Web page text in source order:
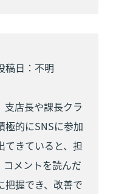
稿日：不明
支店長や課長クラ
極的にSNSに参加
てきていると、担
コメントを読んだ
把握でき、改善で